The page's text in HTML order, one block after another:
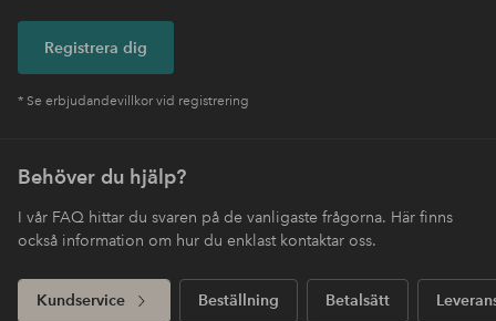
Registrera dig
* Se erbjudandevillkor vid registrering
Behöver du hjälp?
I vår FAQ hittar du svaren på de vanligaste frågorna. Här finns
också information om hur du enklast kontaktar oss.
Kundservice Beställning Betalsätt